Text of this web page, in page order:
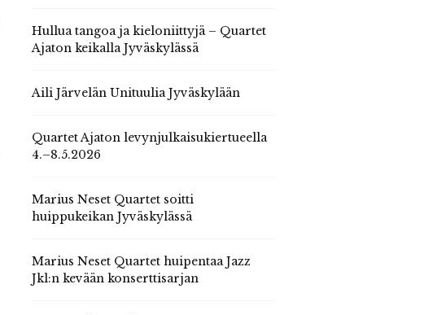
Hullua tangoa ja kieloniittyjä – Quartet
Ajaton keikalla Jyväskylässä
Aili Järvelän Unituulia Jyväskylään
Quartet Ajaton levynjulkaisukiertueella
4.–8.5.2026
Marius Neset Quartet soitti
huippukeikan Jyväskylässä
Marius Neset Quartet huipentaa Jazz
Jkl:n kevään konserttisarjan